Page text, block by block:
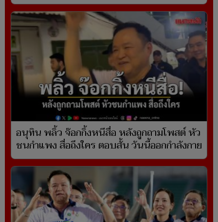
อนุทิน พลิ้ว จ๊อกกิ้งหนีสื่อ หลังถูกถามโพสต์ หัว
ชนกำแพง สื่อถึงใคร ตอบสั้น วันนี้ออกกำลังกาย